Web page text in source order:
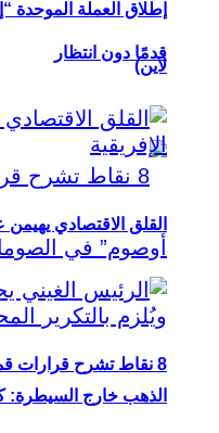
لاين)
8 نقاط تشرح قرارات
قدمًا دون انتظار
القلق الاقتصادي
الذهب خارج السيطرة: